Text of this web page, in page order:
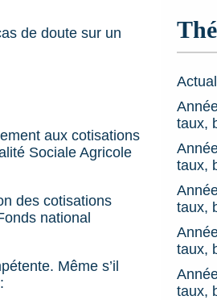
de doute sur un
aux cotisations
Sociale Agricole
des cotisations
national
Même s’il
taux,
taux,
taux,
taux,
taux,